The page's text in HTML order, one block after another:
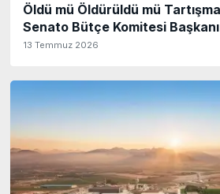
Öldü mü Öldürüldü mü
Senato Bütçe Komitesi
13 Temmuz 2026